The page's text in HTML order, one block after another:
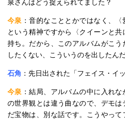
泉さんはどう捉えられてました？
今泉 ：音的なこととかではなく、
という精神ですから〈クイーンと
持ち。だから、このアルバムがこ
したくない、こういうのを出したん
石角 ：先日出された「フェイス・イ
今泉 ：結局、アルバムの中に入れ
の世界観とは違う曲なので、デモ
だ宝物は、別な話です。こうやっ